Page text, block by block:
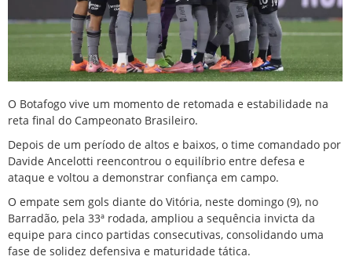
O Botafogo vive um momento de retomada e estabilidade na
reta final do Campeonato Brasileiro.
Depois de um período de altos e baixos, o time comandado por
Davide Ancelotti reencontrou o equilíbrio entre defesa e
ataque e voltou a demonstrar confiança em campo.
O empate sem gols diante do Vitória, neste domingo (9), no
Barradão, pela 33ª rodada, ampliou a sequência invicta da
equipe para cinco partidas consecutivas, consolidando uma
fase de solidez defensiva e maturidade tática.